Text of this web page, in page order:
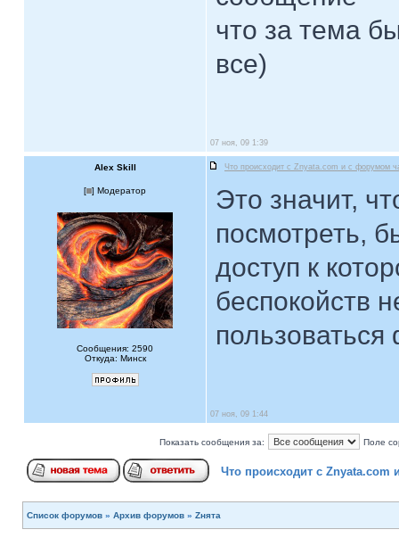
что за тема
все)
07 ноя, 09 1:39
Alex Skill Что происходит с Znyata.com и с форумом
[ ] Модератор
Сообщения: 2590
Откуда: Минск
Это значит,
посмотреть,
доступ к
беспокойств
07 ноя, 09 1:44
Показать сообщения за: Поле
Что происходит с Znyata.com
Список форумов » Архив форумов » Zнята